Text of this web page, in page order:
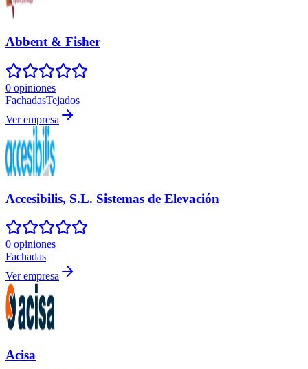
Abbent & Fisher
0 opiniones
FachadasTejados
Ver empresa
Accesibilis, S.L. Sistemas de Elevación
0 opiniones
Fachadas
Ver empresa
Acisa